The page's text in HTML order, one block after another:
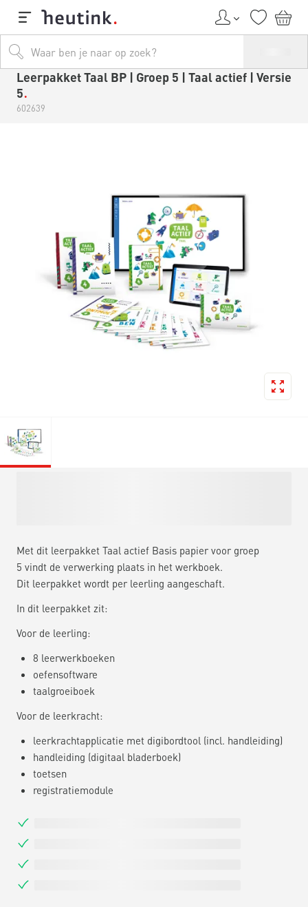
Leerpakket Taal BP | Groep 5 | Taal actief | Versie
5
602639
Met dit leerpakket Taal actief Basis papier voor groep
5 vindt de verwerking plaats in het werkboek.
Dit leerpakket wordt per leerling aangeschaft.
In dit leerpakket zit:
Voor de leerling:
8 leerwerkboeken
oefensoftware
taalgroeiboek
Voor de leerkracht:
leerkrachtapplicatie met digibordtool (incl. handleiding)
handleiding (digitaal bladerboek)
toetsen
registratiemodule